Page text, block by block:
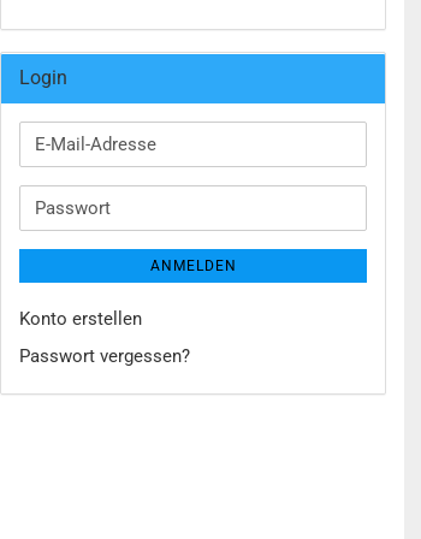
Login
E-
Mail-
Passwort
ANMELDEN
Konto erstellen
Passwort vergessen?